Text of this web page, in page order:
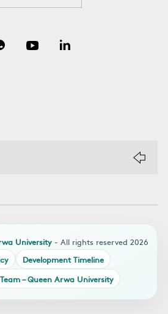
University - All rights reserved 2026
Development Timeline
– Queen Arwa University